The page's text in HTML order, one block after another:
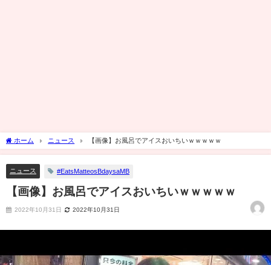
ホーム ニュース 【画像】お風呂でアイスおいちいｗｗｗｗｗ
ニュース #EatsMatteosBdaysaMB
【画像】お風呂でアイスおいちいｗｗｗｗｗ
2022年10月31日 2022年10月31日